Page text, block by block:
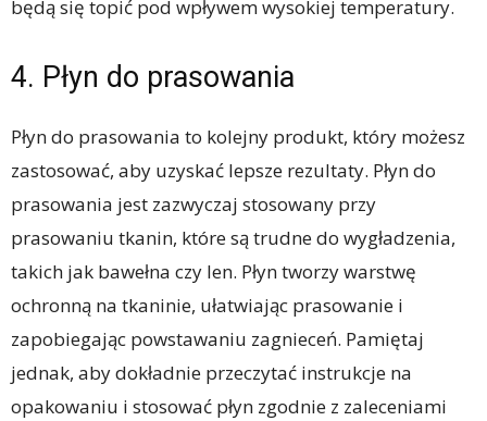
będą się topić pod wpływem wysokiej temperatury.
4. Płyn do prasowania
Płyn do prasowania to kolejny produkt, który możesz
zastosować, aby uzyskać lepsze rezultaty. Płyn do
prasowania jest zazwyczaj stosowany przy
prasowaniu tkanin, które są trudne do wygładzenia,
takich jak bawełna czy len. Płyn tworzy warstwę
ochronną na tkaninie, ułatwiając prasowanie i
zapobiegając powstawaniu zagnieceń. Pamiętaj
jednak, aby dokładnie przeczytać instrukcje na
opakowaniu i stosować płyn zgodnie z zaleceniami